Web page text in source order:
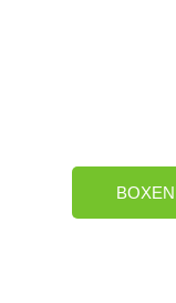
BOXEN